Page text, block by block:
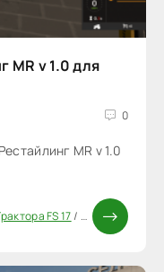
MR v 1.0 для
0
MR v 1.0
FS 17/ Моды ФС 17